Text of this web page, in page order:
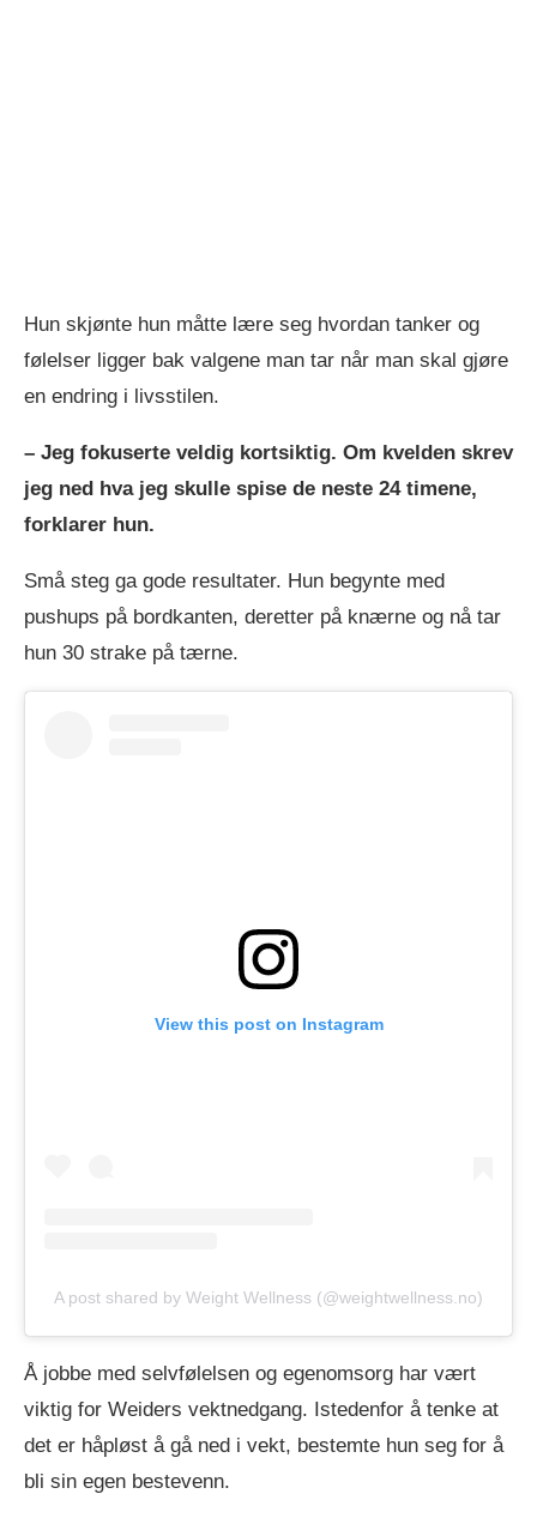
Hun skjønte hun måtte lære seg hvordan tanker og
følelser ligger bak valgene man tar når man skal gjøre
en endring i livsstilen.
– Jeg fokuserte veldig kortsiktig. Om kvelden skrev
jeg ned hva jeg skulle spise de neste 24 timene,
forklarer hun.
Små steg ga gode resultater. Hun begynte med
pushups på bordkanten, deretter på knærne og nå tar
hun 30 strake på tærne.
View this post on Instagram
A post shared by Weight Wellness (@weightwellness.no)
Å jobbe med selvfølelsen og egenomsorg har vært
viktig for Weiders vektnedgang. Istedenfor å tenke at
det er håpløst å gå ned i vekt, bestemte hun seg for å
bli sin egen bestevenn.